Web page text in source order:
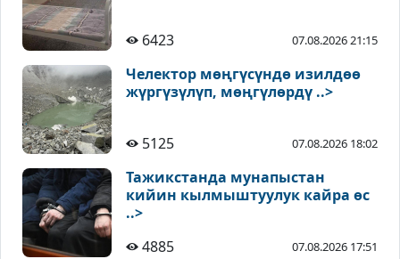
6423 07.08.2026 21:15
Челектор мөңгүсүндө изилдөө
жүргүзүлүп, мөңгүлөрдү ..>
5125 07.08.2026 18:02
Тажикстанда мунапыстан
кийин кылмыштуулук кайра өс
..>
4885
07.08.2026 17:51